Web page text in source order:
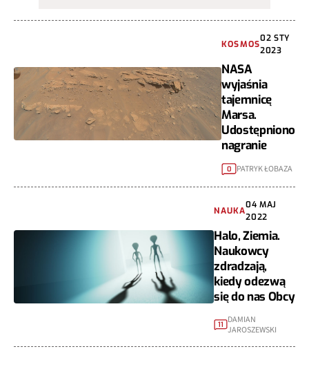
KOSMOS
02 STY
2023
NASA
wyjaśnia
tajemnicę
Marsa.
Udostępniono
nagranie
0 PATRYK ŁOBAZA
NAUKA
04 MAJ
2022
Halo, Ziemia.
Naukowcy
zdradzają,
kiedy odezwą
się do nas Obcy
11
DAMIAN
JAROSZEWSKI